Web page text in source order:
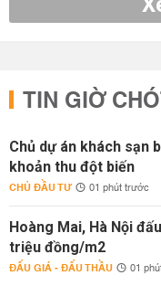
TIN GIỜ
Chủ dự án khách sạn
khoản thu đột biến
CHỦ ĐẦU TƯ 01 phút trước
Hoàng Mai, Hà Nội
triệu đồng/m2
ĐẤU GIÁ - ĐẤU THẦU 01